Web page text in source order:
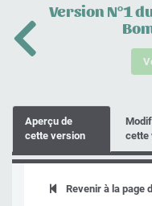
Version N°1
Aperçu de
cette version
cette